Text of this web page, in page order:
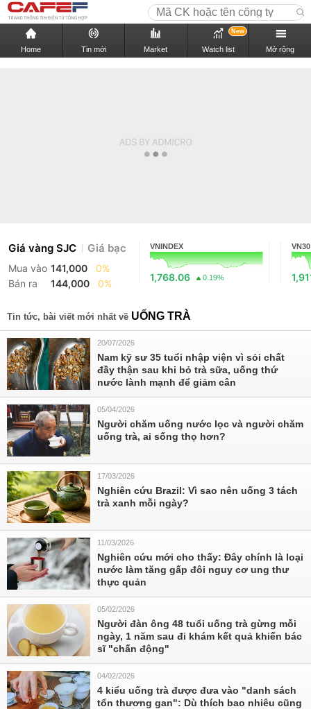
Home Tin mới Market Watch list
New
Mở rộng
Giá vàng SJC Giá bạc
Mua vào 141,000
0%
Bán ra
144,000 0%
VNINDEX
1,768.06 0.19%
VN30
Tin tức, bài viết mới nhất về UỐNG TRÀ
20/07/2026
Nam kỹ sư 35 tuổi nhập viện vì sỏi chất
đầy thận sau khi bỏ trà sữa, uống thứ
nước lành mạnh để giảm cân
05/04/2026
Người chăm uống nước lọc và người chăm
uống trà, ai sống thọ hơn?
17/03/2026
Nghiên cứu Brazil: Vì sao nên uống 3 tách
trà xanh mỗi ngày?
11/03/2026
Nghiên cứu mới cho thấy: Đây chính là loại
nước làm tăng gấp đôi nguy cơ ung thư
thực quản
05/02/2026
Người đàn ông 48 tuổi uống trà gừng mỗi
ngày, 1 năm sau đi khám kết quả khiến bác
sĩ "chấn động"
04/02/2026
4 kiểu uống trà được đưa vào "danh sách
tổn thương gan": Dù thích bao nhiêu cũng